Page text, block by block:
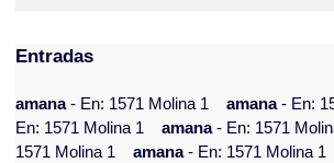
Entradas
amana- En: 1571 Molina 1 amana- En:
En: 1571 Molina 1
amana- En: 1571
1571 Molina 1
amana- En: 1571 Molina 1